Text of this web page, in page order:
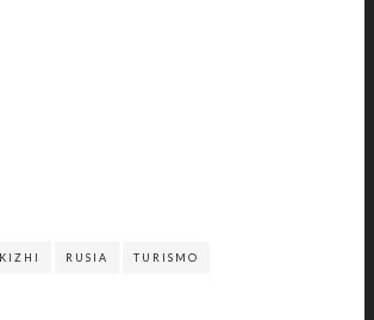
KIZHI RUSIA TURISMO